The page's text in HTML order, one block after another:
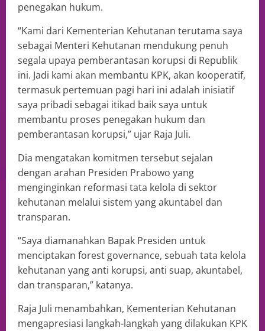
penegakan hukum.
“Kami dari Kementerian Kehutanan terutama saya
sebagai Menteri Kehutanan mendukung penuh
segala upaya pemberantasan korupsi di Republik
ini. Jadi kami akan membantu KPK, akan kooperatif,
termasuk pertemuan pagi hari ini adalah inisiatif
saya pribadi sebagai itikad baik saya untuk
membantu proses penegakan hukum dan
pemberantasan korupsi,” ujar Raja Juli.
Dia mengatakan komitmen tersebut sejalan
dengan arahan Presiden Prabowo yang
menginginkan reformasi tata kelola di sektor
kehutanan melalui sistem yang akuntabel dan
transparan.
“Saya diamanahkan Bapak Presiden untuk
menciptakan forest governance, sebuah tata kelola
kehutanan yang anti korupsi, anti suap, akuntabel,
dan transparan,” katanya.
Raja Juli menambahkan, Kementerian Kehutanan
mengapresiasi langkah-langkah yang dilakukan KPK